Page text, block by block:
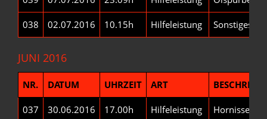
038 02.07.2016 10.15h Hilfeleistung Sonstiges
JUNI 2016
NR. DATUM UHRZEIT ART
037 30.06.2016 17.00h Hilfeleistung Hornissen-/